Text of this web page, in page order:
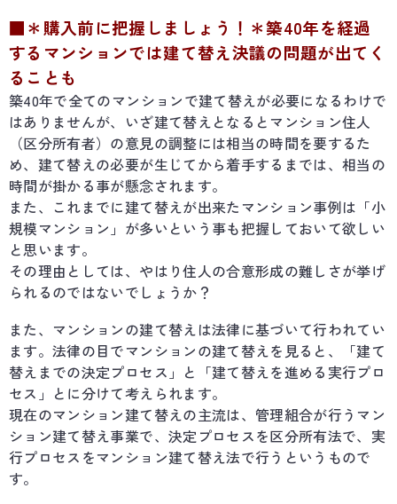
■＊購入前に把握しましょう！＊築40年を経過
するマンションでは建て替え決議の問題が出てく
ることも
築40年で全てのマンションで建て替えが必要になるわけで
はありませんが、いざ建て替えとなるとマンション住人
（区分所有者）の意見の調整には相当の時間を要するた
め、建て替えの必要が生じてから着手するまでは、相当の
時間が掛かる事が懸念されます。
また、これまでに建て替えが出来たマンション事例は「小
規模マンション」が多いという事も把握しておいて欲しい
と思います。
その理由としては、やはり住人の合意形成の難しさが挙げ
られるのではないでしょうか？
また、マンションの建て替えは法律に基づいて行われてい
ます。法律の目でマンションの建て替えを見ると、「建て
替えまでの決定プロセス」と「建て替えを進める実行プロ
セス」とに分けて考えられます。
現在のマンション建て替えの主流は、管理組合が行うマン
ション建て替え事業で、決定プロセスを区分所有法で、実
行プロセスをマンション建て替え法で行うというもので
す。